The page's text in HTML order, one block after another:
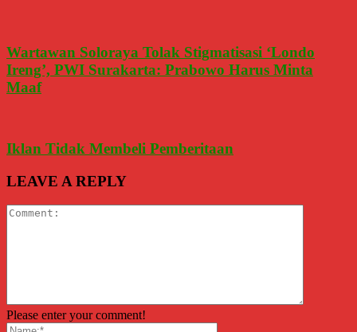
Wartawan Soloraya Tolak Stigmatisasi ‘Londo
Ireng’, PWI Surakarta: Prabowo Harus Minta
Maaf
Iklan Tidak Membeli Pemberitaan
LEAVE A REPLY
Please enter your comment!